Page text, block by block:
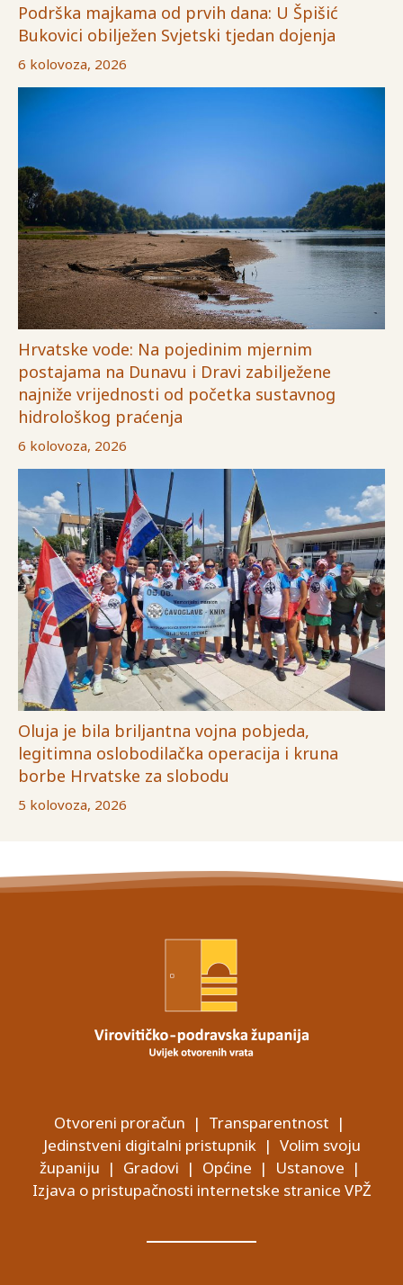
Podrška majkama od prvih dana: U Špišić
Bukovici obilježen Svjetski tjedan dojenja
6 kolovoza, 2026
Hrvatske vode: Na pojedinim mjernim
postajama na Dunavu i Dravi zabilježene
najniže vrijednosti od početka sustavnog
hidrološkog praćenja
6 kolovoza, 2026
Oluja je bila briljantna vojna pobjeda,
legitimna oslobodilačka operacija i kruna
borbe Hrvatske za slobodu
5 kolovoza, 2026
Otvoreni proračun | Transparentnost |
Jedinstveni digitalni pristupnik| Volim svoju
županiju | Gradovi | Općine | Ustanove |
Izjava o pristupačnosti internetske stranice VPŽ